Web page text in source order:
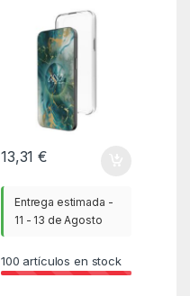
13,31€
Entrega estimada -
11 - 13 de Agosto
100 artículos en stock